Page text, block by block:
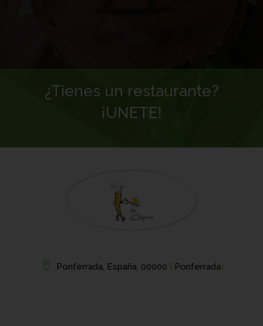
¿Tienes un restaurante?
¡UNETE!
Ponferrada, España, 00000 ( Ponferrada)